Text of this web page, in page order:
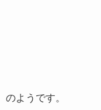
のようです。